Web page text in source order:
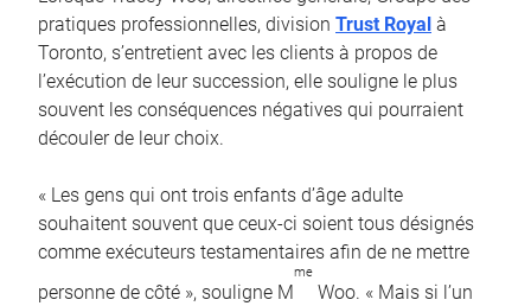
pratiques professionnelles, division Trust Royal à
Toronto, s’entretient avec les clients à propos de
l’exécution de leur succession, elle souligne le plus
souvent les conséquences négatives qui pourraient
découler de leur choix.
« Les gens qui ont trois enfants d’âge adulte
souhaitent souvent que ceux-ci soient tous désignés
comme exécuteurs testamentaires afin de ne mettre
personne de côté », souligne M
me
Woo. « Mais si l’un